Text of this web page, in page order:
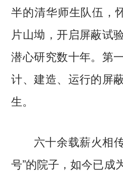
半的清华师生队伍，
片山坳，开启屏蔽试
潜心研究数十年。第
计、建造、运行的屏
生。
六十余载薪火相传
号”的院子，如今已成